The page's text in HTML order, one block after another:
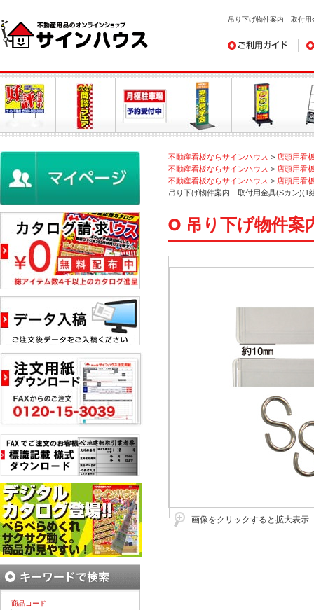
吊り下げ物件案内 取付用
ご利用ガイド デ
不動産看板ならサインハウス > 店頭用看
不動産看板ならサインハウス > 店頭用看
不動産看板ならサインハウス > 店頭用看
吊り下げ物件案内 取付用金具(Sカン)(1
吊り下げ物件
画像をクリックすると拡大表示
商品コード